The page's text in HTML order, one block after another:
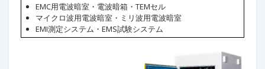
EMC用電波暗室・電波暗箱・TEMセル
マイクロ波用電波暗室・ミリ波用電波暗室
EMI測定システム・EMS試験システム